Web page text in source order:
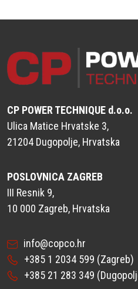
CP POWER TECHNIQUE d.o.o.
Ulica Matice Hrvatske 3,
21204 Dugopolje, Hrvatska
POSLOVNICA ZAGREB
III Resnik 9,
10 000 Zagreb, Hrvatska
info@copco.hr
+385 1 2034 599 (Zagreb)
+385 21 283 349